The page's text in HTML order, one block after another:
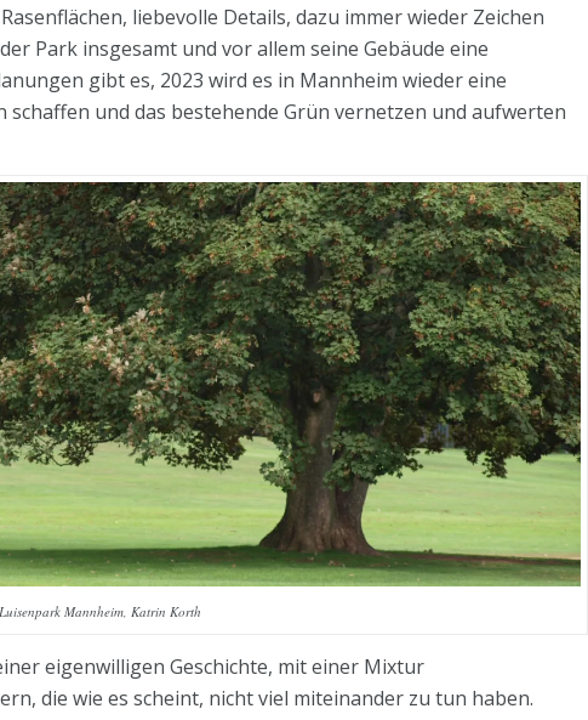
liebevolle Details, dazu immer wieder Zeichen
Park insgesamt und vor allem seine Gebäude eine
gibt es, 2023 wird es in Mannheim wieder eine
schaffen und das bestehende Grün vernetzen und aufwerten
Luisenpark Mannheim, Katrin Korth
eigenwilligen Geschichte, mit einer Mixtur
die wie es scheint, nicht viel miteinander zu tun haben.